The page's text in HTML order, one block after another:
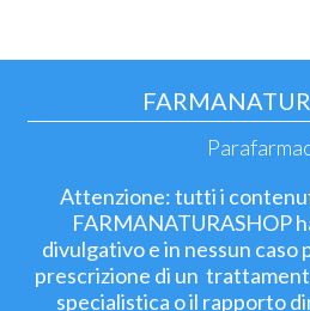
Attenzione: tutti i
FARMANATURASHOP
divulgativo e in nessun caso
prescrizione di un
specialistica o il rapporto